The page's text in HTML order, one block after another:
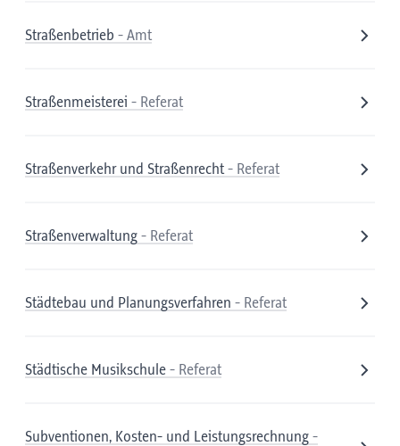
Straßenbetrieb - Amt
Straßenmeisterei - Referat
Straßenverkehr und Straßenrecht- Referat
Straßenverwaltung - Referat
Städtebau und Planungsverfahren - Referat
Städtische Musikschule - Referat
Subventionen, Kosten- und Leistungsrechnung -